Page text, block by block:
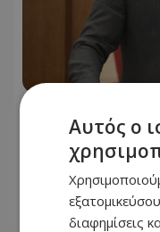
Έρχιουρμαν:
συνάντηση -
Γκουτέρες»
05.08.2026 - 14:20
Αυτός ο
διαφημίσεις